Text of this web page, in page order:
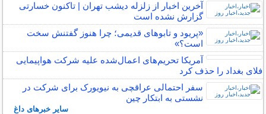
آخرین اخبار از زلزله دیشب تهران | تاکنون خسارتی
گزارش نشده است
«پریود و تابوهای قدیمی؛ چرا هنوز گفتنش سخت
است؟»
آمریکا تحریم‌های اعمال‌شده علیه شرکت هواپیمایی
فلای بغداد را حذف کرد
سفر احتمالی عراقچی به نیویورک برای شرکت در
نشستی به ابتکار چین
سایر خبرهای داغ